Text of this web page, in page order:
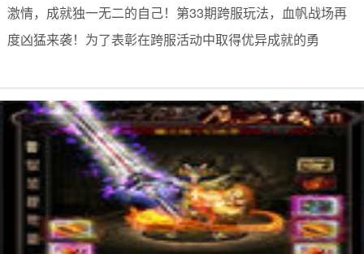
激情，成就独一无二的自己！第33期跨服玩法，血帆战场再
度凶猛来袭！为了表彰在跨服活动中取得优异成就的勇